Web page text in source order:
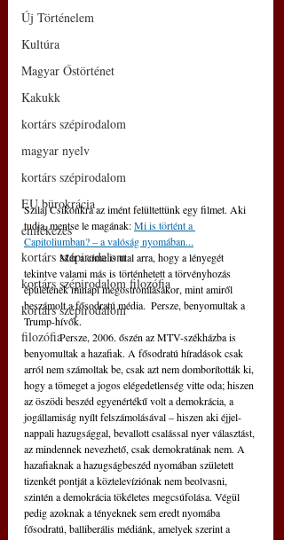
Új Történelem
Kultúra
Magyar Őstörténet
Kakukk
kortárs szépirodalom
magyar nyelv
kortárs szépirodalom
EU bürokrácia
emlékezés
kortárs szépirodalom
kortárs szépirodalom filozófia
kortárs szépirodalom
filozófia
Szilaj Csikónkra az imént felültettünk egy filmet. Aki
tudja, mentse le magának: Mi is történt a
Capitoliumban? – a valóság nyomában...
	Már a címe is utal arra, hogy a lényegét
tekintve valami más is történhetett a törvényhozás
épületének minapi megostromlásakor, mint amiről
beszámolt a fősodratú média.  Persze, benyomultak a
Trump-hívők.
	Persze, 2006. őszén az MTV-székházba is
benyomultak a hazafiak. A fősodratú híradások csak
arról nem számoltak be, csak azt nem domborították ki,
hogy a tömeget a jogos elégedetlenség vitte oda; hiszen
az öszödi beszéd egyenértékű volt a demokrácia, a
jogállamiság nyílt felszámolásával – hiszen aki éjjel-
nappali hazugsággal, bevallott csalással nyer választást,
az mindennek nevezhető, csak demokratának nem. A
hazafiaknak a hazugságbeszéd nyomában született
tizenkét pontját a köztelevíziónak nem beolvasni,
szintén a demokrácia tökéletes megcsúfolása. Végül
pedig azoknak a tényeknek sem eredt nyomába
fősodratú, balliberális médiánk, amelyek szerint a